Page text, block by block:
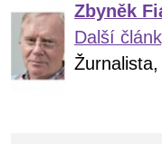
Zbyněk
Další